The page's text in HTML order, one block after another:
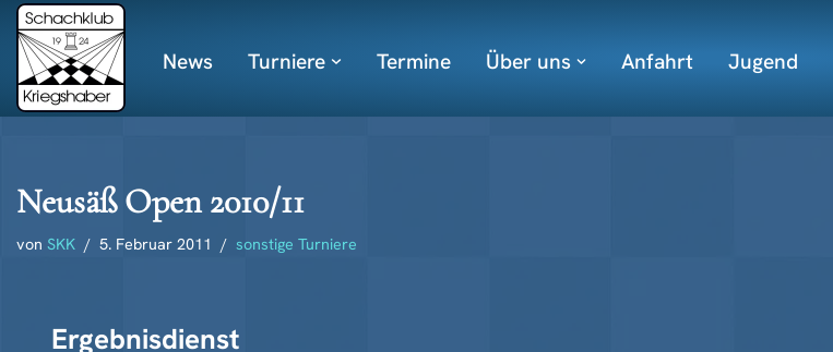
Zum
Inhalt
springen
News Turniere Termine Über uns Anfahrt Jugend
Neusäß Open 2010/11
von SKK 5. Februar 2011 sonstige Turniere
Ergebnisdienst